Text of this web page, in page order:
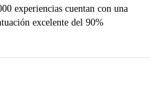
experiencias cuentan con una
excelente del 90%